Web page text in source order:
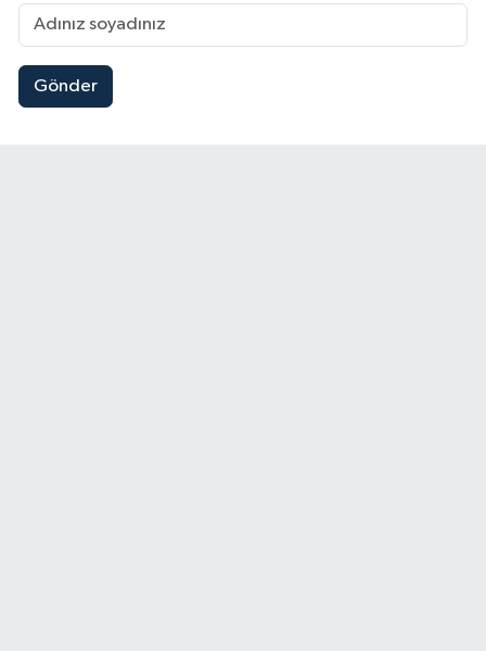
Gönder